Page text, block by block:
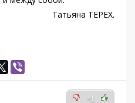
Татьяна ТЕРЕХ.
+1